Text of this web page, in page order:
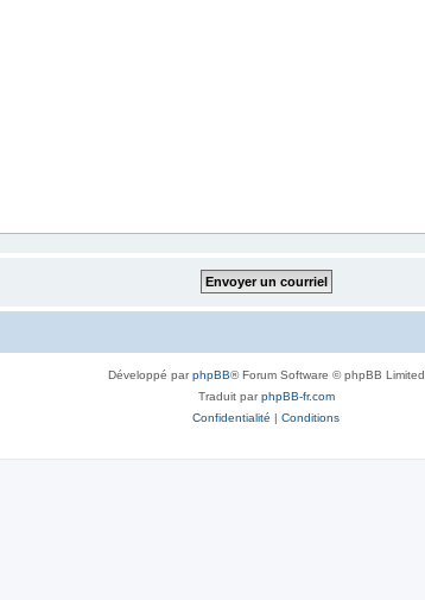
Développé parphpBB® Forum Software © phpBB Limited
Traduit parphpBB-fr.com
Confidentialité | Conditions